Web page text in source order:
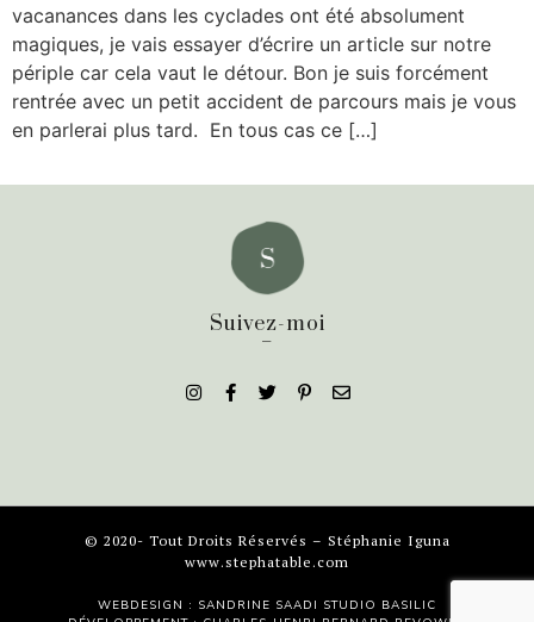
vacanances dans les cyclades ont été absolument
magiques, je vais essayer d’écrire un article sur notre
périple car cela vaut le détour. Bon je suis forcément
rentrée avec un petit accident de parcours mais je vous
en parlerai plus tard. En tous cas ce […]
Suivez-moi
_
© 2020- Tout Droits Réservés – Stéphanie Iguna
www.stephatable.com
WEBDESIGN : SANDRINE SAADI STUDIO BASILIC